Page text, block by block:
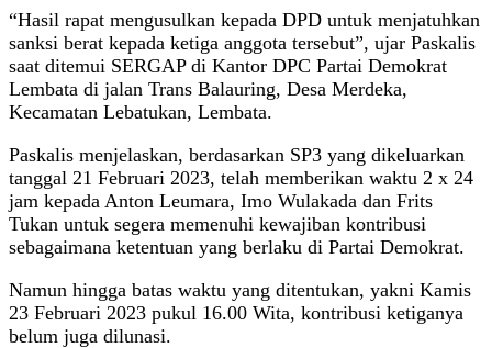
“Hasil rapat mengusulkan kepada DPD untuk menjatuhkan
sanksi berat kepada ketiga anggota tersebut”, ujar Paskalis
saat ditemui SERGAP di Kantor DPC Partai Demokrat
Lembata di jalan Trans Balauring, Desa Merdeka,
Kecamatan Lebatukan, Lembata.
Paskalis menjelaskan, berdasarkan SP3 yang dikeluarkan
tanggal 21 Februari 2023, telah memberikan waktu 2 x 24
jam kepada Anton Leumara, Imo Wulakada dan Frits
Tukan untuk segera memenuhi kewajiban kontribusi
sebagaimana ketentuan yang berlaku di Partai Demokrat.
Namun hingga batas waktu yang ditentukan, yakni Kamis
23 Februari 2023 pukul 16.00 Wita, kontribusi ketiganya
belum juga dilunasi.